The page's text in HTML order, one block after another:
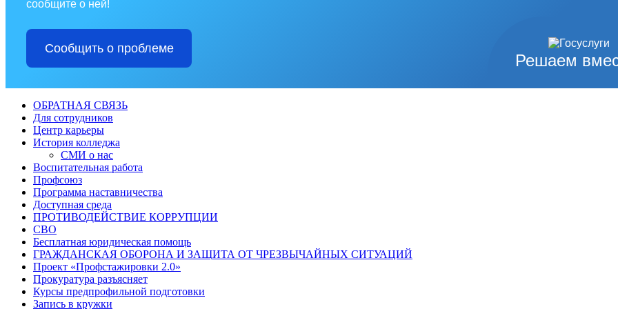
Решаем
сообщите о ней!
Сообщить о проблеме
ОБРАТНАЯ СВЯЗЬ
Для сотрудников
Центр карьеры
История колледжа
СМИ о нас
Воспитательная работа
Профсоюз
Программа наставничества
Доступная среда
ПРОТИВОДЕЙСТВИЕ КОРРУПЦИИ
СВО
Бесплатная юридическая помощь
ГРАЖДАНСКАЯ ОБОРОНА И ЗАЩИТА ОТ ЧРЕЗВЫЧАЙНЫХ СИТУАЦИЙ
Проект «Профстажировки 2.0»
Прокуратура разъясняет
Курсы предпрофильной подготовки
Запись в кружки